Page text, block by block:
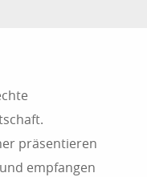
präsentieren
empfangen